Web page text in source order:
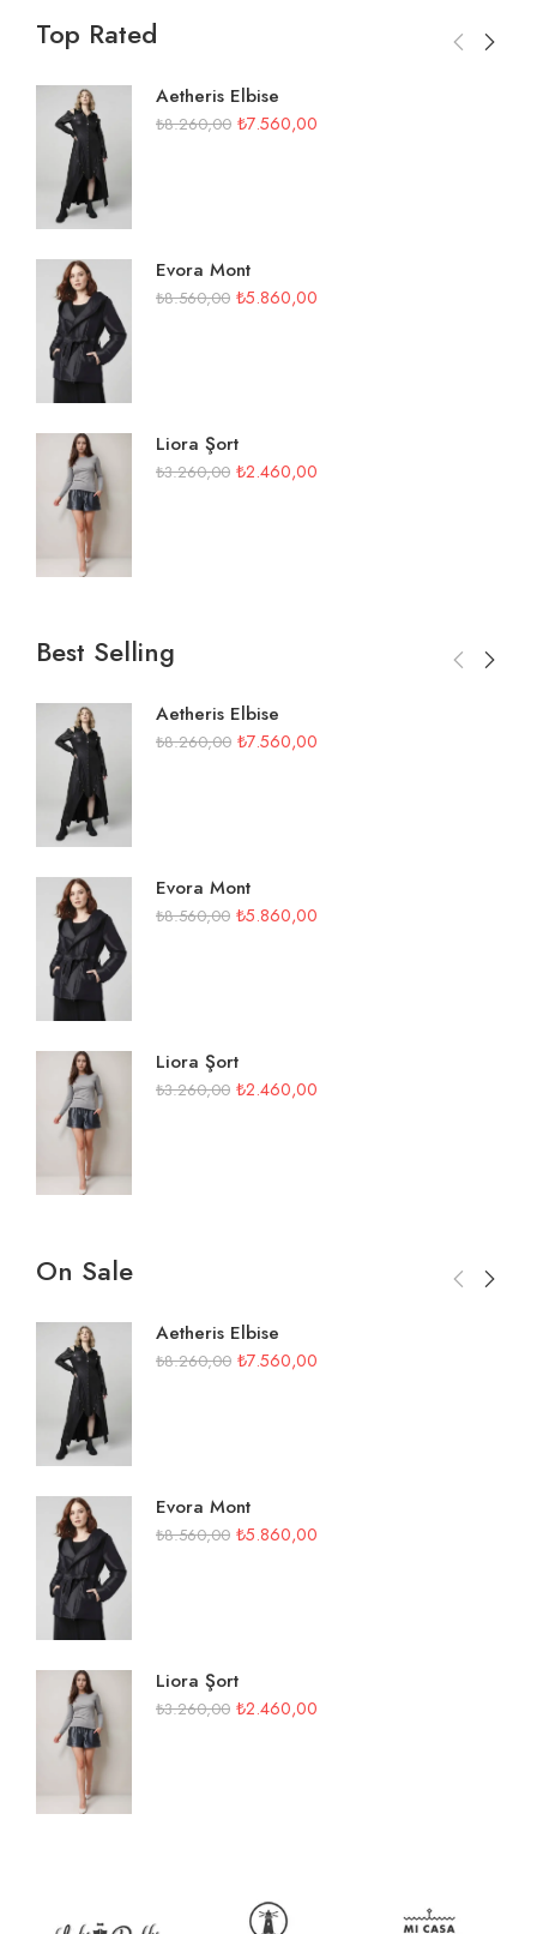
Top Rated
Aetheris Elbise
₺8.260,00 ₺7.560,00
Evora Mont
₺8.560,00 ₺5.860,00
Liora Şort
₺3.260,00 ₺2.460,00
Best Selling
Aetheris Elbise
₺8.260,00 ₺7.560,00
Evora Mont
₺8.560,00 ₺5.860,00
Liora Şort
₺3.260,00 ₺2.460,00
On Sale
Aetheris Elbise
₺8.260,00 ₺7.560,00
Evora Mont
₺8.560,00 ₺5.860,00
Liora Şort
₺3.260,00 ₺2.460,00